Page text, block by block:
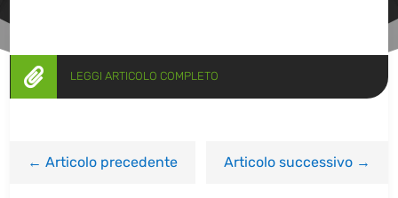
 LEGGI ARTICOLO COMPLETO
←Articolo precedente Articolo successivo→